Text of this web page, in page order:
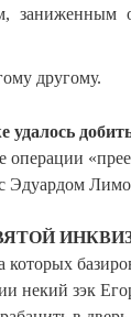
заниженным
другому.
операции
которых
некий зэк